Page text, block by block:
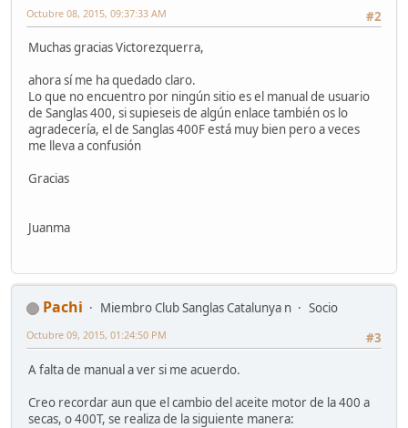
#2
Octubre 08, 2015, 09:37:33 AM
Muchas gracias Victorezquerra,
ahora sí me ha quedado claro.
Lo que no encuentro por ningún sitio es el manual de usuario
de Sanglas 400, si supieseis de algún enlace también os lo
agradecería, el de Sanglas 400F está muy bien pero a veces
me lleva a confusión
Gracias
Juanma
Pachi Miembro Club Sanglas Catalunya n
Socio
#3
Octubre 09, 2015, 01:24:50 PM
A falta de manual a ver si me acuerdo.
Creo recordar aun que el cambio del aceite motor de la 400 a
secas, o 400T, se realiza de la siguiente manera: